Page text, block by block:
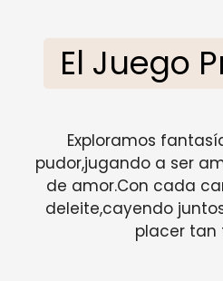
El Juego
Exploramos
pudor,jugando a ser
de amor.Con cada
deleite,cayendo
placer tan